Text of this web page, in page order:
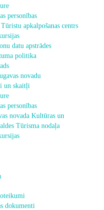
personības
apkalpošanas centrs
datu apstrādes
politika
novadu
un skaitļi
personības
novada Kultūras un
Tūrisma nodaļa
dokumenti